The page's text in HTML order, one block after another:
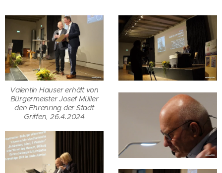
Valentin Hauser erhält von
Bürgermeister Josef Müller
den Ehrenring der Stadt
Griffen, 26.4.2024